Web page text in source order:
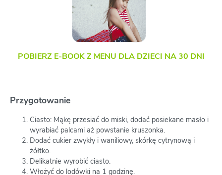
POBIERZ E-BOOK Z MENU DLA DZIECI NA 30 DNI
Przygotowanie
Ciasto: Mąkę przesiać do miski, dodać posiekane masło i
wyrabiać palcami aż powstanie kruszonka.
Dodać cukier zwykły i waniliowy, skórkę cytrynową i
żółtko.
Delikatnie wyrobić ciasto.
Włożyć do lodówki na 1 godzinę.